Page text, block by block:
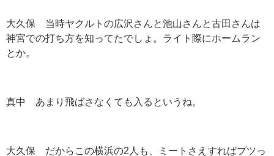
大久保 当時ヤクルトの広沢さんと池山さんと古田さんは
神宮での打ち方を知ってたでしょ。ライト際にホームラン
とか。
真中 あまり飛ばさなくても入るというね。
大久保 だからこの横浜の2人も、ミートさえすればプツっ